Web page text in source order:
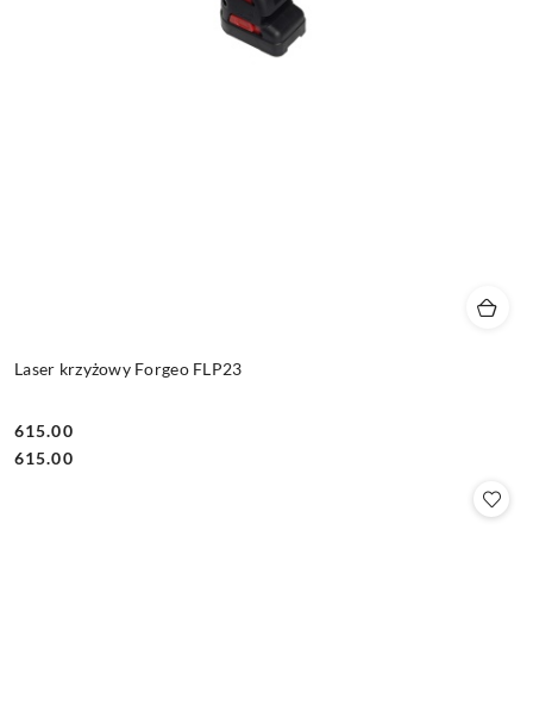
Laser krzyżowy Forgeo FLP23
Cena:
615.00
Cena:
615.00